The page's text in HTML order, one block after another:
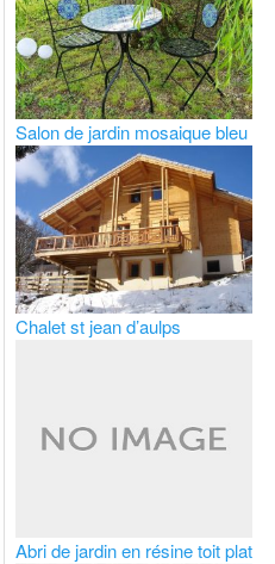
Salon de jardin mosaique bleu
Chalet st jean d’aulps
Abri de jardin en résine toit plat